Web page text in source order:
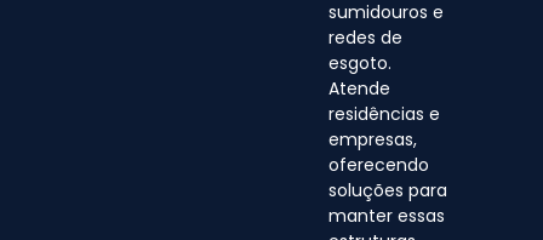
sumidouros e
redes de
esgoto.
Atende
residências e
empresas,
oferecendo
soluções para
manter essas